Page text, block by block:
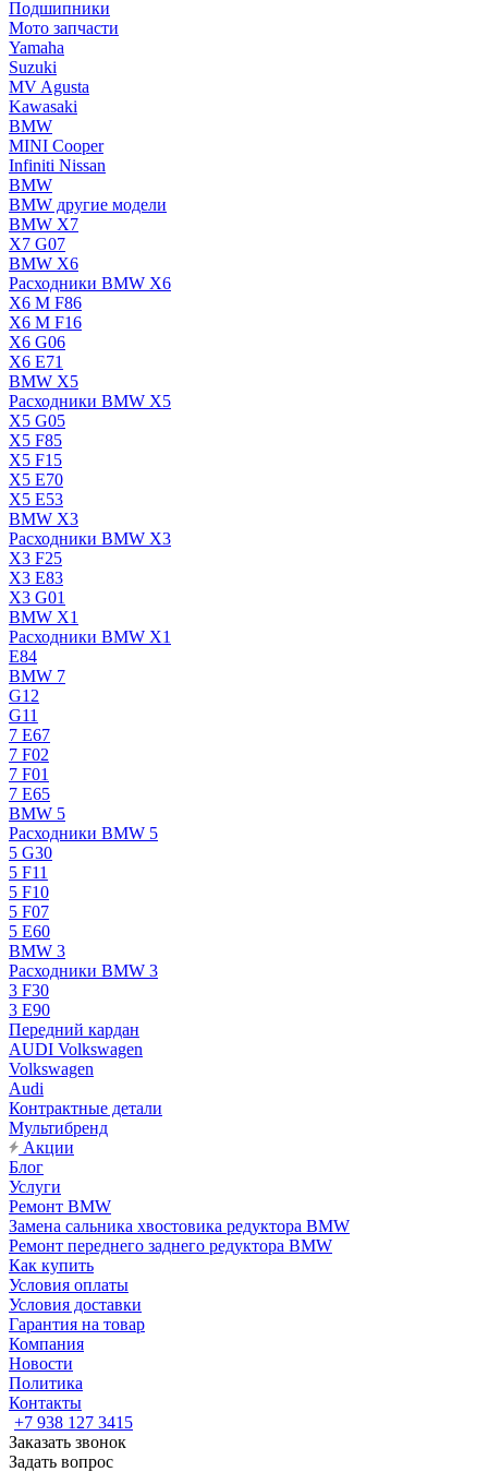
Подшипники
Мото запчасти
Yamaha
Suzuki
MV Agusta
Kawasaki
BMW
MINI Cooper
Infiniti Nissan
BMW
BMW другие модели
BMW X7
X7 G07
BMW X6
Расходники BMW X6
X6 M F86
X6 M F16
X6 G06
X6 E71
BMW X5
Расходники BMW X5
X5 G05
X5 F85
X5 F15
X5 E70
X5 E53
BMW X3
Расходники BMW X3
X3 F25
X3 E83
X3 G01
BMW X1
Расходники BMW X1
E84
BMW 7
G12
G11
7 Е67
7 F02
7 F01
7 E65
BMW 5
Расходники BMW 5
5 G30
5 F11
5 F10
5 F07
5 E60
BMW 3
Расходники BMW 3
3 F30
3 E90
Передний кардан
AUDI Volkswagen
Volkswagen
Audi
Контрактные детали
Мультибренд
Акции
Блог
Услуги
Ремонт BMW
Замена сальника хвостовика редуктора BMW
Ремонт переднего заднего редуктора BMW
Как купить
Условия оплаты
Условия доставки
Гарантия на товар
Компания
Новости
Политика
Контакты
+7 938 127 3415
Заказать звонок
Задать вопрос